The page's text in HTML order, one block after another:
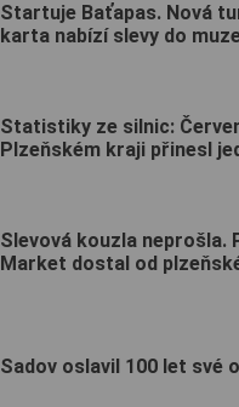
Startuje Baťapas. Nová
karta nabízí slevy do
Statistiky ze silnic:
Plzeňském kraji přinesl
Slevová kouzla neprošla.
Market dostal od
Sadov oslavil 100 let své